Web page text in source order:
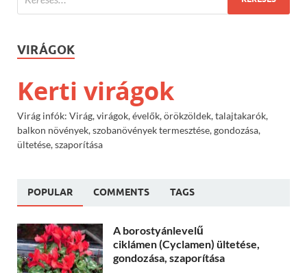
VIRÁGOK
Kerti virágok
Virág infók: Virág, virágok, évelők, örökzöldek, talajtakarók,
balkon növények, szobanövények termesztése, gondozása,
ültetése, szaporítása
POPULAR COMMENTS TAGS
A borostyánlevelű
ciklámen (Cyclamen) ültetése,
gondozása, szaporítása